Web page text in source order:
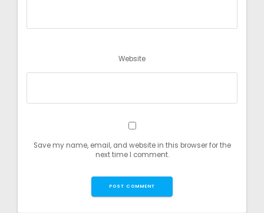
Website
Save my name, email, and website in this browser for the
next time I comment.